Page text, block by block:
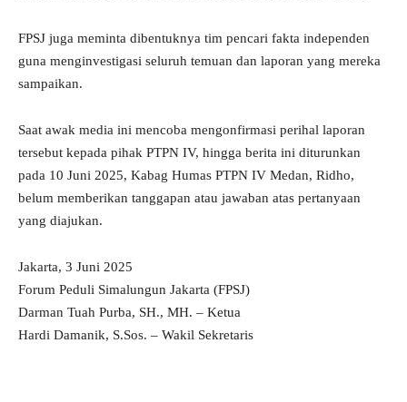
FPSJ juga meminta dibentuknya tim pencari fakta independen
guna menginvestigasi seluruh temuan dan laporan yang mereka
sampaikan.
Saat awak media ini mencoba mengonfirmasi perihal laporan
tersebut kepada pihak PTPN IV, hingga berita ini diturunkan
pada 10 Juni 2025, Kabag Humas PTPN IV Medan, Ridho,
belum memberikan tanggapan atau jawaban atas pertanyaan
yang diajukan.
Jakarta, 3 Juni 2025
Forum Peduli Simalungun Jakarta (FPSJ)
Darman Tuah Purba, SH., MH. – Ketua
Hardi Damanik, S.Sos. – Wakil Sekretaris